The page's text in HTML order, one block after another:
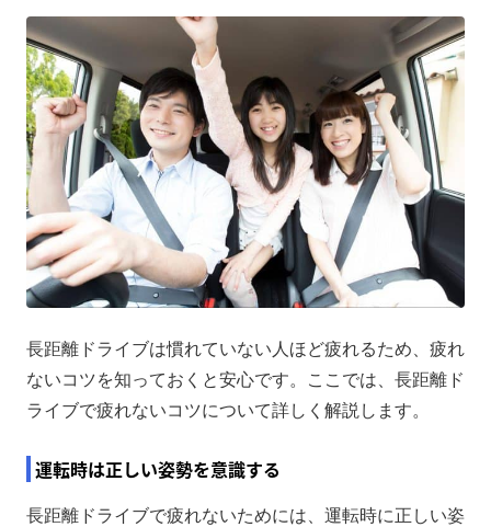
長距離ドライブは慣れていない人ほど疲れるため、疲れ
ないコツを知っておくと安心です。ここでは、長距離ド
ライブで疲れないコツについて詳しく解説します。
運転時は正しい姿勢を意識する
長距離ドライブで疲れないためには、運転時に正しい姿